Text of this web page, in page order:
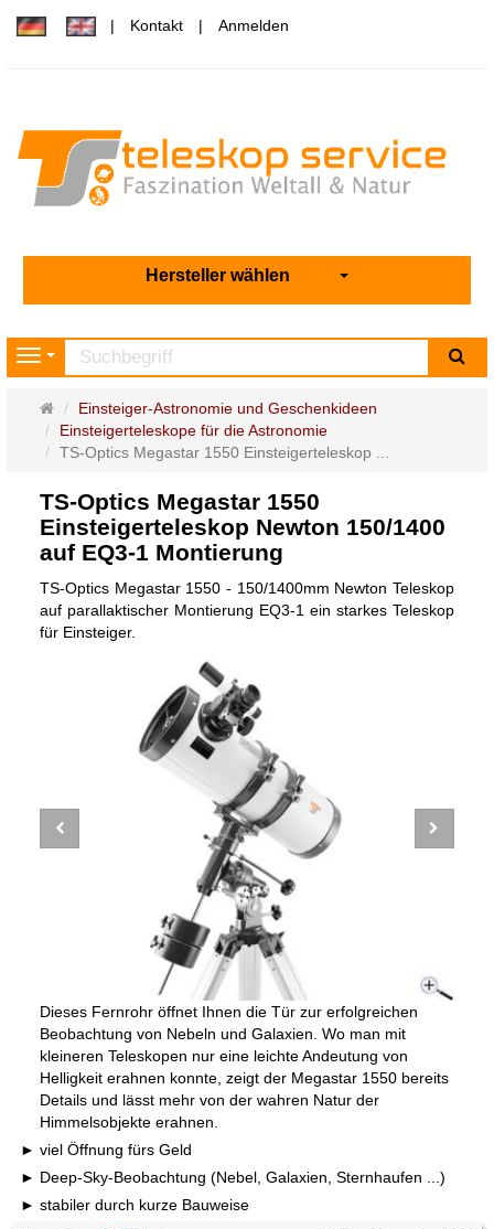
Kontakt Anmelden
Hersteller wählen
Navigation
Startseite
Einsteiger-Astronomie und Geschenkideen
Einsteigerteleskope für die Astronomie
TS-Optics Megastar 1550 Einsteigerteleskop ...
TS-Optics Megastar 1550
Einsteigerteleskop Newton 150/1400
auf EQ3-1 Montierung
TS-Optics Megastar 1550 - 150/1400mm Newton Teleskop
auf parallaktischer Montierung EQ3-1 ein starkes Teleskop
für Einsteiger.
Dieses Fernrohr öffnet Ihnen die Tür zur erfolgreichen
Beobachtung von Nebeln und Galaxien. Wo man mit
kleineren Teleskopen nur eine leichte Andeutung von
Helligkeit erahnen konnte, zeigt der Megastar 1550 bereits
Details und lässt mehr von der wahren Natur der
Himmelsobjekte erahnen.
viel Öffnung fürs Geld
Deep-Sky-Beobachtung (Nebel, Galaxien, Sternhaufen ...)
stabiler durch kurze Bauweise